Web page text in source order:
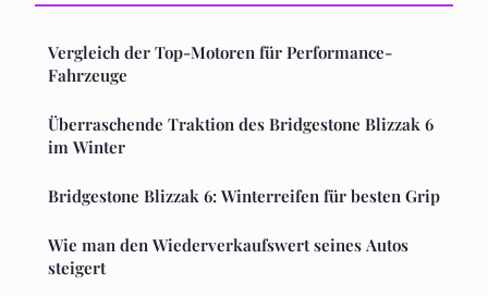
Vergleich der Top-Motoren für Performance-
Fahrzeuge
Überraschende Traktion des Bridgestone Blizzak 6
im Winter
Bridgestone Blizzak 6: Winterreifen für besten Grip
Wie man den Wiederverkaufswert seines Autos
steigert